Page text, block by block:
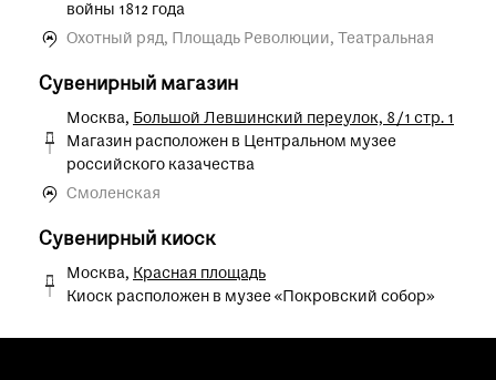
войны 1812 года
Охотный ряд, Площадь Революции, Театральная
Сувенирный магазин
Москва, Большой Левшинский переулок, 8/1 стр. 1
Магазин расположен в Центральном музее
российского казачества
Смоленская
Сувенирный киоск
Москва, Красная площадь
Киоск расположен в музее «Покровский собор»